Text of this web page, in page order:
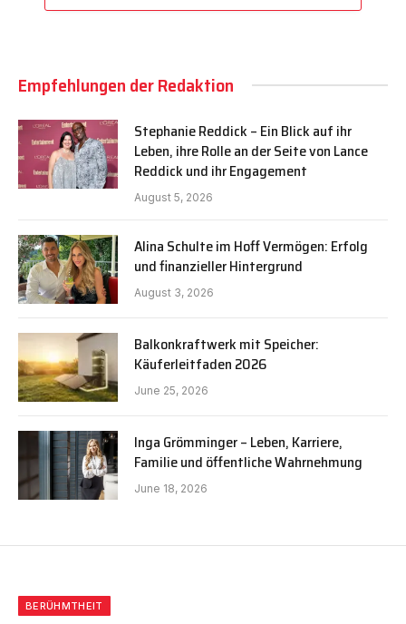
Empfehlungen der Redaktion
Stephanie Reddick – Ein Blick auf ihr
Leben, ihre Rolle an der Seite von Lance
Reddick und ihr Engagement
August 5, 2026
Alina Schulte im Hoff Vermögen: Erfolg
und finanzieller Hintergrund
August 3, 2026
Balkonkraftwerk mit Speicher:
Käuferleitfaden 2026
June 25, 2026
Inga Grömminger – Leben, Karriere,
Familie und öffentliche Wahrnehmung
June 18, 2026
BERÜHMTHEIT